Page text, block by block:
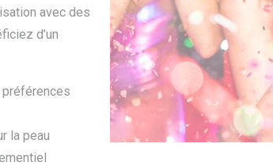
avec des
d’un
la peau